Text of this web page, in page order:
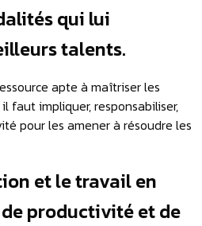
qui lui
talents.
apte à maîtriser les
faut impliquer, responsabiliser,
pour les amener à résoudre les
et le travail en
productivité et de